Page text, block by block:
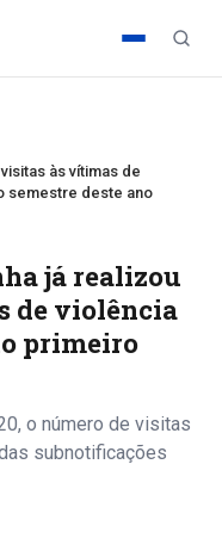
às vítimas de
semestre deste ano
já realizou
de violência
primeiro
o número de visitas
subnotificações